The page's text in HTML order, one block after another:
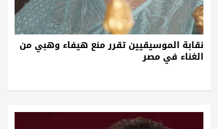
نقابة الموسيقيين تقرر منع هيفاء وهبي من
الغناء في مصر